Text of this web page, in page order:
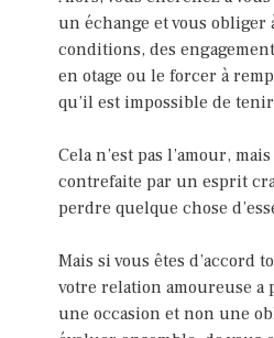
un échange et vous obliger
conditions, des
en otage ou le forcer à
qu’il est impossible de
Cela n’est pas l’amour,
contrefaite par un esprit
perdre quelque chose
Mais si vous êtes d’accord
votre relation amoureuse a
une occasion et non une